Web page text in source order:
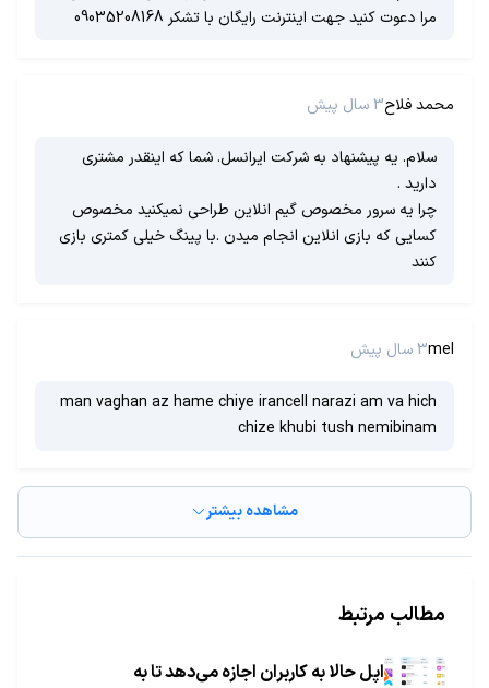
مرا دعوت کنید جهت اینترنت رایگان با تشکر 09035208168
محمد فلاح3 سال پیش
سلام. یه پیشنهاد به شرکت ایرانسل. شما که اینقدر مشتری
دارید .
چرا یه سرور مخصوص گیم انلاین طراحی نمیکنید مخصوص
کسایی که بازی انلاین انجام میدن .با پینگ خیلی کمتری بازی
کنند
mel3 سال پیش
man vaghan az hame chiye irancell narazi am va hich
chize khubi tush nemibinam
مشاهده بیشتر
مطالب مرتبط
اپل حالا به کاربران اجازه می‌دهد تا به